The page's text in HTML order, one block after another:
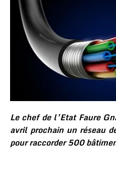
Le chef de l’Etat Faure
avril prochain un réseau
pour raccorder 500